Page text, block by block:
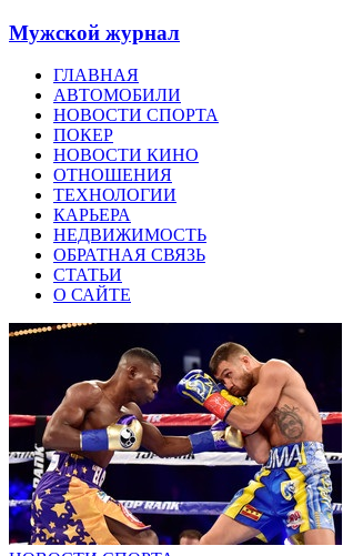
Мужской журнал
ГЛАВНАЯ
АВТОМОБИЛИ
НОВОСТИ СПОРТА
ПОКЕР
НОВОСТИ КИНО
ОТНОШЕНИЯ
ТЕХНОЛОГИИ
КАРЬЕРА
НЕДВИЖИМОСТЬ
ОБРАТНАЯ СВЯЗЬ
СТАТЬИ
О САЙТЕ